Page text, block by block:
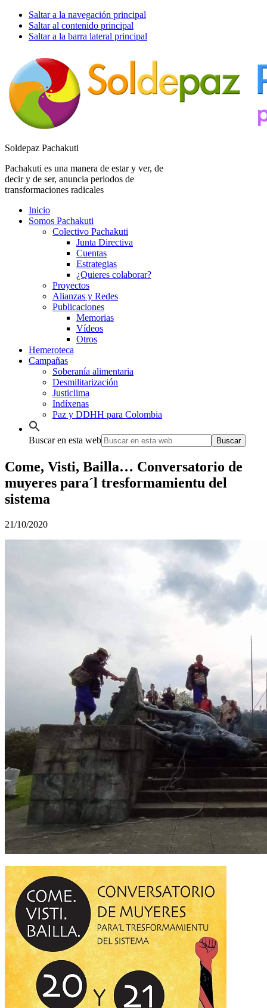
Saltar a la navegación principal
Saltar al contenido principal
Saltar a la barra lateral principal
Soldepaz Pachakuti
Pachakuti es una manera de estar y ver, de
decir y de ser, anuncia periodos de
transformaciones radicales
Inicio
Somos Pachakuti
Colectivo Pachakuti
Junta Directiva
Cuentas
Estrategias
¿Quieres colaborar?
Proyectos
Alianzas y Redes
Publicaciones
Memorias
Vídeos
Otros
Hemeroteca
Campañas
Soberanía alimentaria
Desmilitarización
Justiclima
Indíxenas
Paz y DDHH para Colombia
Buscar en esta web
Come, Visti, Bailla… Conversatorio de
muyeres para´l tresformamientu del
sistema
21/10/2020